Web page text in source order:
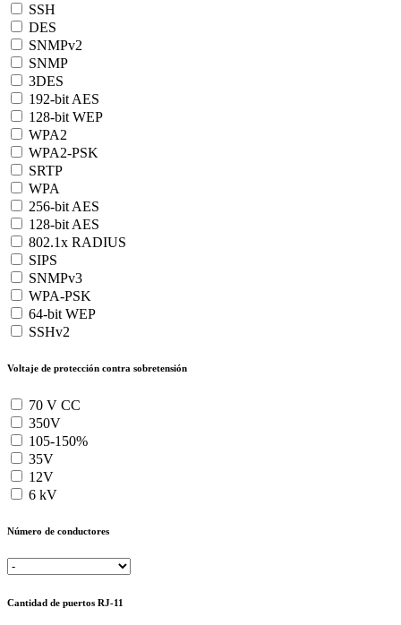
SSH
DES
SNMPv2
SNMP
3DES
192-bit AES
128-bit WEP
WPA2
WPA2-PSK
SRTP
WPA
256-bit AES
128-bit AES
802.1x RADIUS
SIPS
SNMPv3
WPA-PSK
64-bit WEP
SSHv2
Voltaje de protección contra sobretensión
70 V CC
350V
105-150%
35V
12V
6 kV
Número de conductores
Cantidad de puertos RJ-11